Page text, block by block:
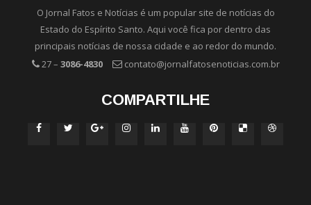
O Jornal Fatos e Notícias é um popular site de notícias do
Estado do Espírito Santo. Aqui você fica por dentro das
principais notícias de nossa cidade e ao redor do mundo.
27 – 3086-4830 contato@jornalfatosenoticias.com.br
COMPARTILHE